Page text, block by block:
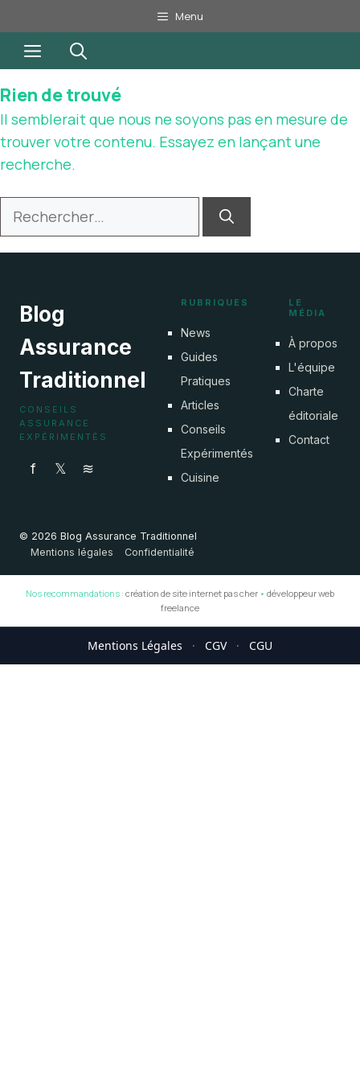
au
contenu
Menu
Menu
Rien de trouvé
Il semblerait que nous ne soyons pas en mesure de
trouver votre contenu. Essayez en lançant une
recherche.
Rechercher :
Blog
Assurance
Traditionnel
CONSEILS
ASSURANCE
EXPÉRIMENTÉS
f 𝕏 ≋
RUBRIQUES
News
Guides
Pratiques
Articles
Conseils
Expérimentés
Cuisine
LE
MÉDIA
À propos
L'équipe
Charte
éditoriale
Contact
© 2026 Blog Assurance Traditionnel
Mentions légales
Confidentialité
Nos recommandations : création de site internet pas cher • développeur web
freelance
Mentions Légales · CGV · CGU